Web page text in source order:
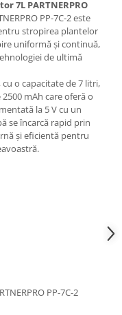
7L PARTNERPRO
PP-7C-2 este
stropirea plantelor
uniformă și continuă,
de ultimă
cu o capacitate de 7 litri,
mAh care oferă o
la 5 V cu un
se încarcă rapid prin
și eficientă pentru
PP-7C-2